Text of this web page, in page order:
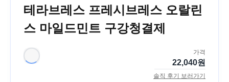
테라브레스 프레시브레스 오랄린
스 마일드민트 구강청결제
가격
22,040원
솔직 후기 보러가기